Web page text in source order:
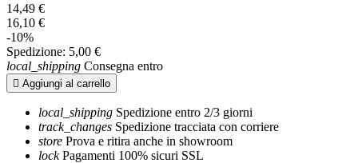
14,49 €
16,10 €
-10%
Spedizione: 5,00 €
local_shipping Consegna entro
 Aggiungi al carrello
local_shipping Spedizione entro 2/3 giorni
track_changes Spedizione tracciata con corriere
store Prova e ritira anche in showroom
lock Pagamenti 100% sicuri SSL